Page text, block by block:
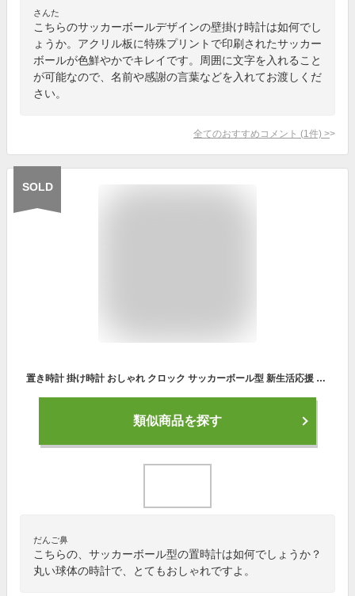
さんた
こちらのサッカーボールデザインの壁掛け時計は如何でし
ょうか。アクリル板に特殊プリントで印刷されたサッカー
ボールが色鮮やかでキレイです。周囲に文字を入れること
が可能なので、名前や感謝の言葉などを入れてお渡しくだ
さい。
全てのおすすめコメント (1 件) >
SOLD
置き時計 掛け時計 おしゃれ クロック サッカーボール型 新生活応援 インテリア PVC ガラス 卓上飾り モダン 北欧 新築祝い 電池 静音
類似商品を探す
だんご鼻
こちらの、サッカーボール型の置時計は如何でしょうか？
丸い球体の時計で、とてもおしゃれですよ。